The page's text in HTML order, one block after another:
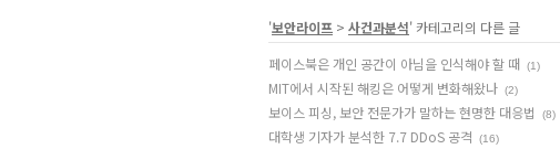
'보안라이프 > 사건과분석' 카테고리의 다른 글
페이스북은 개인 공간이 아님을 인식해야 할 때
(1)
MIT에서 시작된 해킹은 어떻게 변화해왔나 (2)
보이스 피싱, 보안 전문가가 말하는 현명한 대응법 (8)
대학생 기자가 분석한 7.7 DDoS 공격 (16)